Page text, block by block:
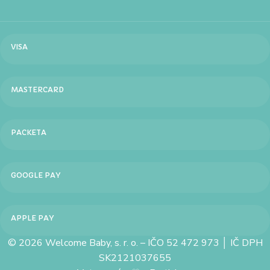
VISA
MASTERCARD
PACKETA
GOOGLE PAY
APPLE PAY
© 2026 Welcome Baby, s. r. o. – IČO 52 472 973 │ IČ DPH
SK2121037655